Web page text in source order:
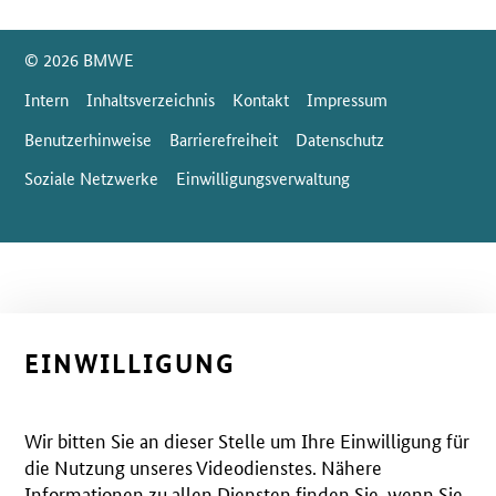
SrOnlyServicemenü
© 2026 BMWE
Intern
Inhaltsverzeichnis Kontakt
Impressum
Benutzerhinweise
Barrierefreiheit
Datenschutz
Soziale Netzwerke
Einwilligungsverwaltung
EINWILLIGUNG
Wir bitten Sie an dieser Stelle um Ihre Einwilligung für
die Nutzung unseres Videodienstes. Nähere